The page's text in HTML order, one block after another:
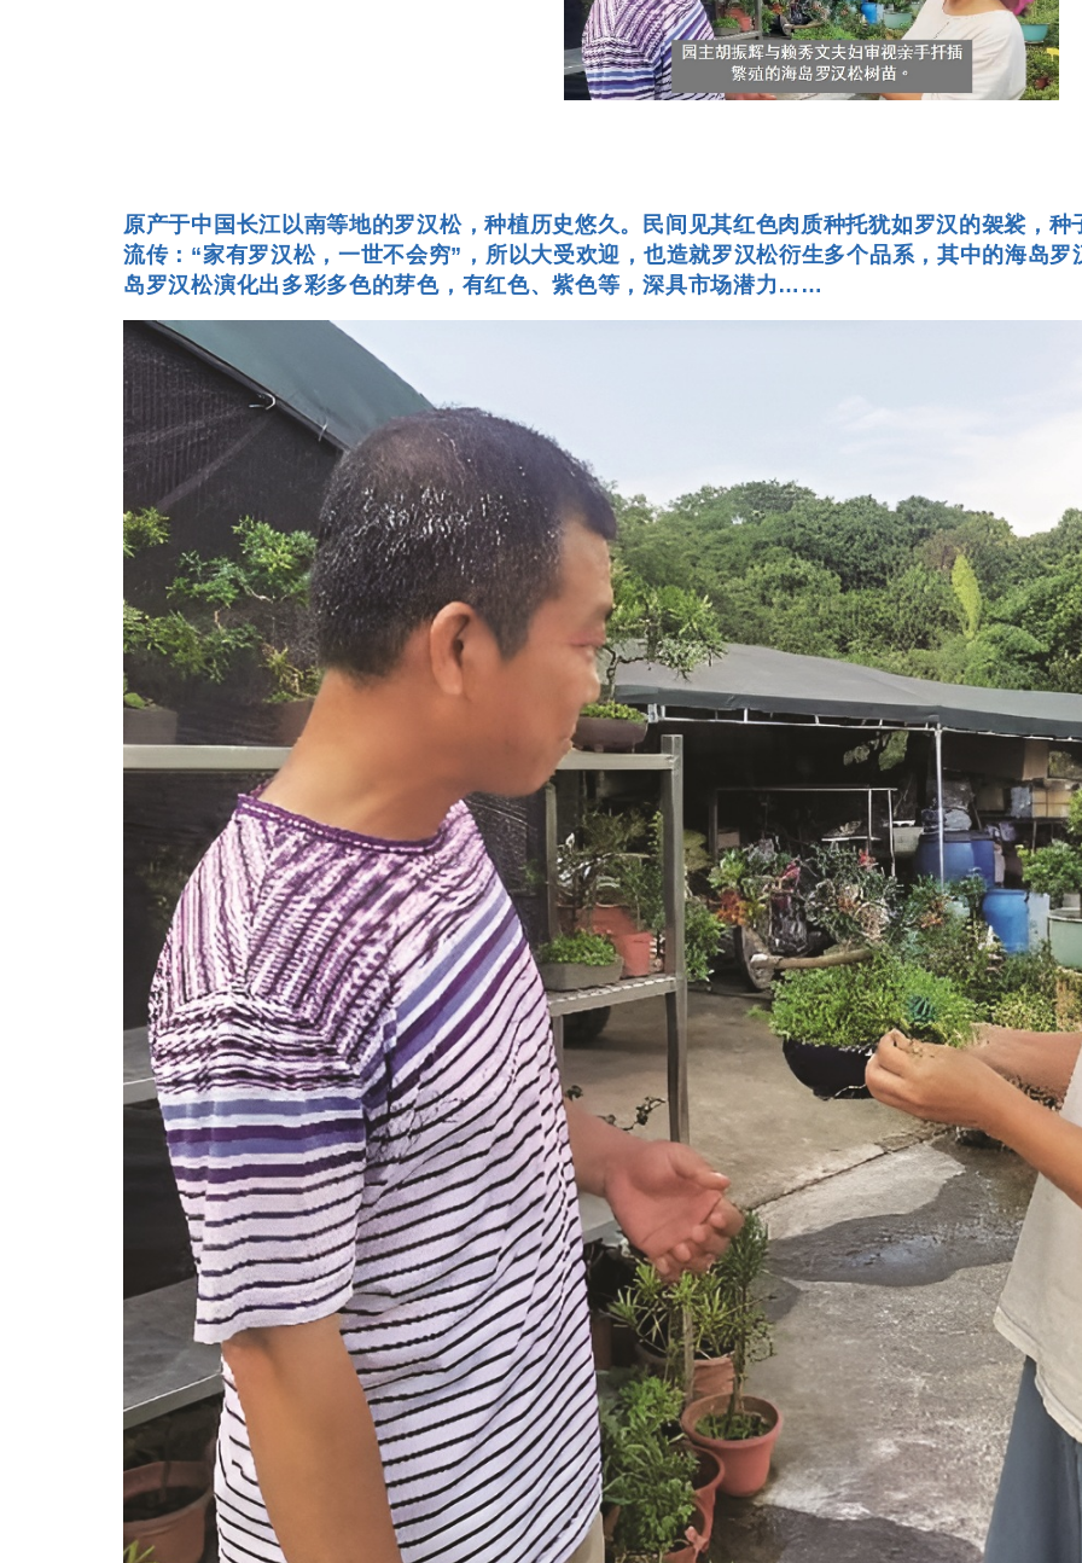
原产于中国长江以南等地的罗汉松，种植历史悠久。民间见其红色肉质种托犹如罗汉的袈裟，
流传：“家有罗汉松，一世不会穷”，所以大受欢迎，也造就罗汉松衍生多个品系，其中的海岛
岛罗汉松演化出多彩多色的芽色，有红色、紫色等，深具市场潜力……